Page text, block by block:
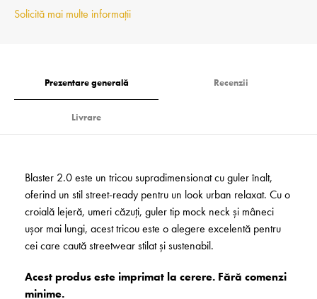
Solicită mai multe informații
Prezentare generală Recenzii
Livrare
Blaster 2.0 este un tricou supra­dim­en­sionat cu guler înalt,
oferind un stil street-ready pentru un look urban relaxat. Cu o
croială lejeră, umeri căzuți, guler tip mock neck și mâneci
ușor mai lungi, acest tricou este o alegere excelentă pentru
cei care caută streetwear stilat și sustenabil.­
Acest produs este imprimat la cerere. Fără comenzi
minime.